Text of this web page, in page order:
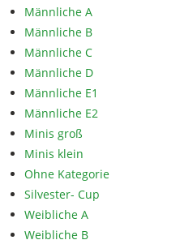
Männliche A
Männliche B
Männliche C
Männliche D
Männliche E1
Männliche E2
Minis groß
Minis klein
Ohne Kategorie
Silvester- Cup
Weibliche A
Weibliche B